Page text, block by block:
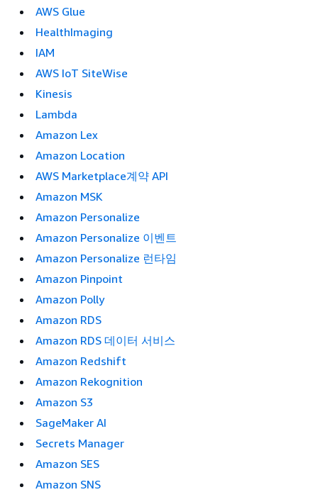
AWS Glue
HealthImaging
IAM
AWS IoT SiteWise
Kinesis
Lambda
Amazon Lex
Amazon Location
AWS Marketplace계약 API
Amazon MSK
Amazon Personalize
Amazon Personalize 이벤트
Amazon Personalize 런타임
Amazon Pinpoint
Amazon Polly
Amazon RDS
Amazon RDS 데이터 서비스
Amazon Redshift
Amazon Rekognition
Amazon S3
SageMaker AI
Secrets Manager
Amazon SES
Amazon SNS